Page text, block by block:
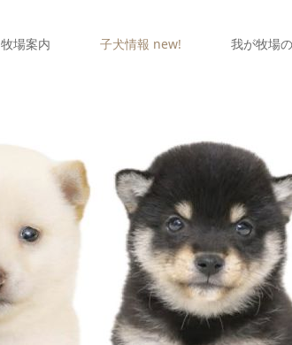
牧場案内 子犬情報 new! 我が牧場